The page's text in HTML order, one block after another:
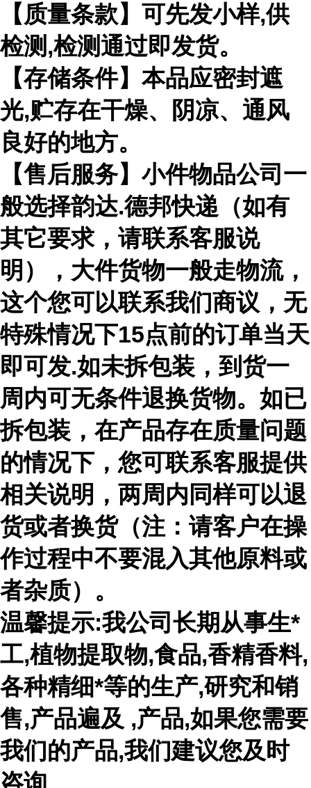
【质量条款】可先发小样,供
检测,检测通过即发货。
【存储条件】本品应密封遮
光,贮存在干燥、阴凉、通风
良好的地方。
【售后服务】小件物品公司一
般选择韵达.德邦快递（如有
其它要求，请联系客服说
明），大件货物一般走物流，
这个您可以联系我们商议，无
特殊情况下15点前的订单当天
即可发.如未拆包装，到货一
周内可无条件退换货物。如已
拆包装，在产品存在质量问题
的情况下，您可联系客服提供
相关说明，两周内同样可以退
货或者换货（注：请客户在操
作过程中不要混入其他原料或
者杂质）。
温馨提示:我公司长期从事生*
工,植物提取物,食品,香精香料,
各种精细*等的生产,研究和销
售,产品遍及 ,产品,如果您需要
我们的产品,我们建议您及时
咨询